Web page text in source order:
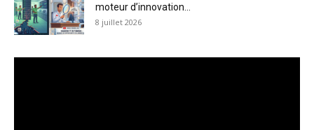
moteur d’innovation...
8 juillet 2026